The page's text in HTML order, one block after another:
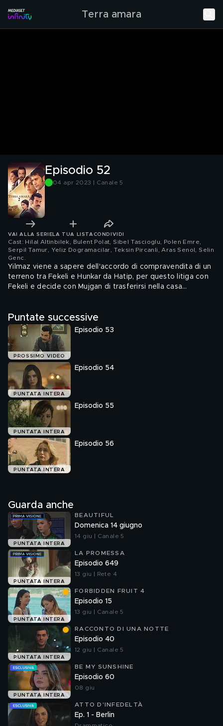
Terra amara
Episodio 52
04 apr 2023 | Canale 5
VAI ALLA SERIE LA TUA LISTA CONDIVIDI
Cast: Hilal Altinbilek, Bulent Polat, Sibel Tascioglu, Polen Emre,
Serpil Tamur, Yeliz Dogramacilar, Teksin Pircanli, Aras Senol, Selin
Genc
Yilmaz viene a sapere dell'accordo di compravendita di un
terreno tra Fekeli e Hunkar da Hatip, per questo litiga con
Fekeli e decide con Mujgan di trasferirsi nella casa
Yaman.
Puntate successive
PROSSIMO VIDEO
Episodio 53
PUNTATA INTERA
Episodio 54
PUNTATA INTERA
Episodio 55
PUNTATA INTERA
Episodio 56
Guarda anche
PUNTATA INTERA
BEAUTIFUL
Domenica 14 giugno
14 giu | Canale 5
PUNTATA INTERA
LA PROMESSA
Episodio 649
13 giu | Rete 4
PUNTATA INTERA
FORBIDDEN FRUIT 4
Episodio 15
13 giu | Canale 5
PUNTATA INTERA
RACCONTO DI UNA NOTTE
Episodio 40
12 giu | Canale 5
PUNTATA INTERA
BE MY SUNSHINE
Episodio 60
08 giu
ATTO D'INFEDELTÀ
Ep. 1 - Berlin